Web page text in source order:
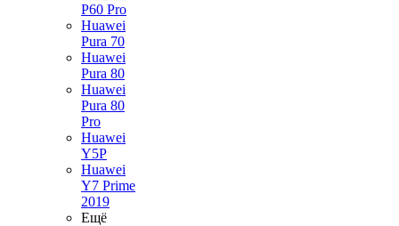
P60 Pro
Huawei
Pura 70
Huawei
Pura 80
Huawei
Pura 80
Pro
Huawei
Y5P
Huawei
Y7 Prime
2019
Ещё